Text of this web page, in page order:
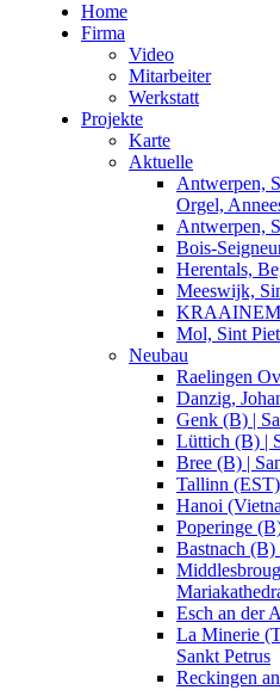
Home
Firma
Video
Mitarbeiter
Werkstatt
Projekte
Karte
Aktuelle
Antwerpen,
Orgel,
Antwerpen,
Bois-
Herentals,
Meeswijk,
Mol, Sint
Neubau
Raelingen
Danzig,
Genk (B) |
Lüttich (B) |
Bree (B) |
Tallinn
Hanoi
Poperinge
Bastnach (B)
Esch an der
La Minerie
Sankt Petrus
Reckingen